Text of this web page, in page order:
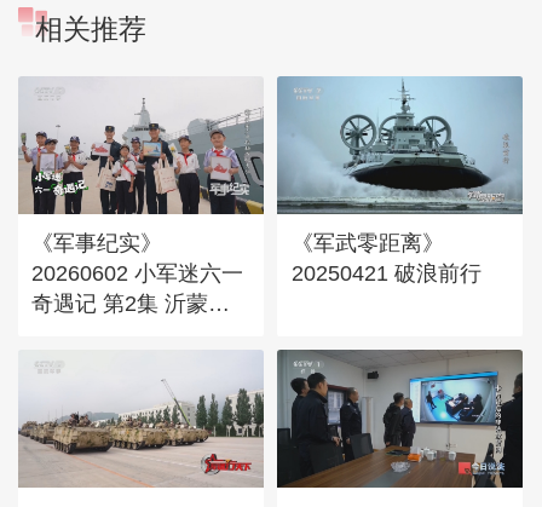
相关推荐
《军事纪实》
20260602 小军迷六一
奇遇记 第2集 沂蒙少
《军武零距离》
20250421 破浪前行